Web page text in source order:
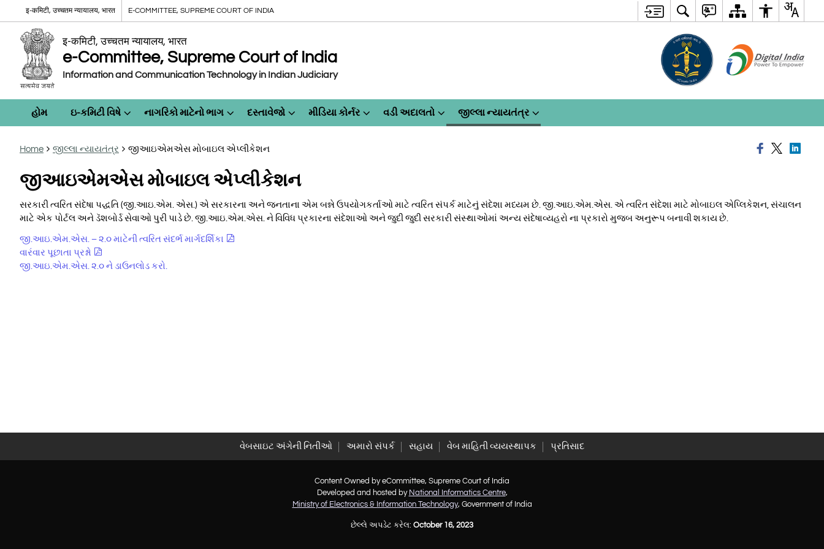
इ-कमिटी, उच्चतम न्यायालय, भारत E-COMMITTEE, SUPREME COURT OF INDIA
इ-कमिटी, उच्चतम न्यायालय, भारत
e-Committee, Supreme Court of India
Information and Communication Technology in Indian Judiciary
હોમ ઇ-કમિટી વિષે નાગરિકો માટેનો ભાગ દસ્તાવેજો મીડિયા કોર્નર વડી અદાલતો જીલ્લા ન્યાયતંત્ર
Home જીલ્લા ન્યાયતંત્ર જીઆઇએમએસ મોબાઇલ એપ્લીકેશન
જીઆઇએમએસ મોબાઇલ એપ્લીકેશન
સરકારી ત્વરિત સંદેષા પદ્ધતિ (જી.આઇ.એમ. એસ.) એ સરકારના અને જનતાના એમ બન્ને ઉપયોગકર્તાઓ માટે ત્વરિત સંપર્ક માટેનું સંદેશા મધ્યમ છે. જી.આઇ.એમ.એસ. એ ત્વરિત સંદેશા માટે મોબાઇલ એપ્લિકેશન, સંચાલન
માટે એક પોર્ટલ અને ડૅશબોર્ડ સેવાઓ પુરી પાડે છે. જી.આઇ.એમ.એસ. ને વિવિધ પ્રકારના સંદેશાઓ અને જુદી જુદી સરકારી સંસ્થાઓમાં અન્ય સંદેષાવ્યહરો ના પ્રકારો મુજબ અનુરૂપ બનાવી શકાય છે.
જી.આઇ.એમ.એસ. – ૨.૦ માટેની ત્વરિત સંદર્ભ માર્ગદર્શિકા
વારંવાર પૂછાતા પ્રશ્નો
જી.આઇ.એમ.એસ. ૨.૦ ને ડાઉનલોડ કરો.
વેબસાઇટ અંગેની નિતીઓ અમારો સંપર્ક સહાય વેબ માહિતી વ્યયસ્થાપક પ્રતિસાદ
Content Owned by eCommittee, Supreme Court of India
Developed and hosted by National Informatics Centre,
Ministry of Electronics & Information Technology, Government of India
છેલ્લે અપડેટ કરેલ: October 16, 2023